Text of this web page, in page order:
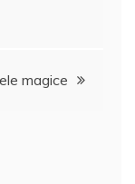
magice